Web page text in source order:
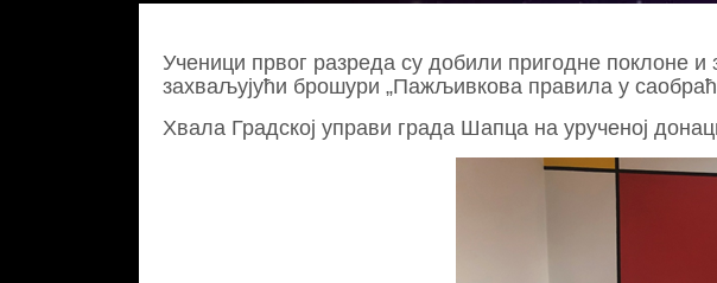
Ученици првог разреда су добили пригодне поклоне
захваљујући брошури „Пажљивкова правила у
Хвала Градској управи града Шапца на урученој